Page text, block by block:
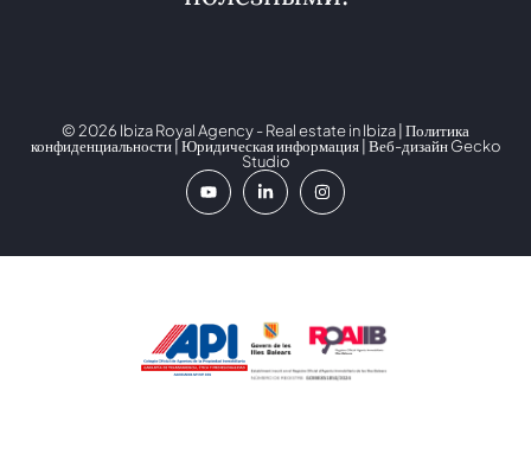
© 2026 Ibiza Royal Agency - Real estate in Ibiza | Политика
конфиденциальности|Юридическая информация| Веб-дизайнGecko
Studio